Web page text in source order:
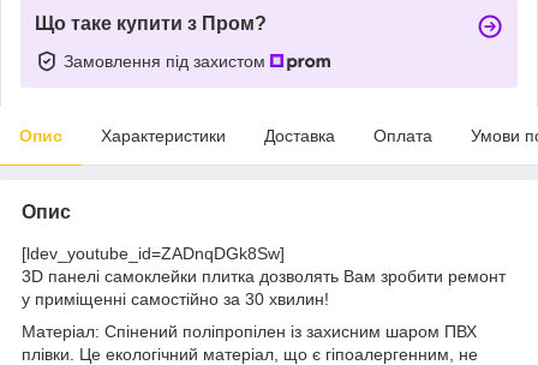
Що таке купити з Пром?
Замовлення під захистом
Опис Характеристики Доставка Оплата Умови
Опис
[ldev_youtube_id=ZADnqDGk8Sw]
3D панелі самоклейки плитка дозволять Вам зробити ремонт
у приміщенні самостійно за 30 хвилин!
Матеріал: Спінений поліпропілен із захисним шаром ПВХ
плівки. Це екологічний матеріал, що є гіпоалергенним, не